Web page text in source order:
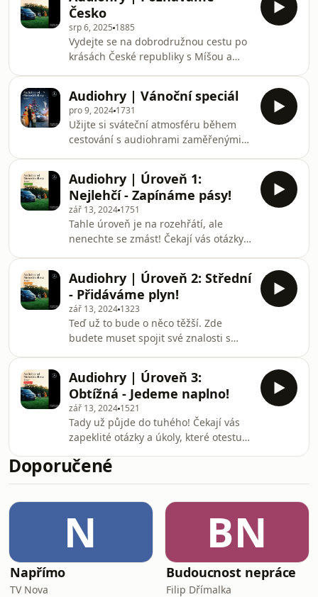
Perfektní zábava pro děti během cesty
autem, kde každá „hodina“ přináší
nové překvapení a spoustu zábavy!
Česko
srp 6, 2025 1885
Vydejte se na dobrodružnou cestu po
krásách České republiky s Míšou a
zábavy, zajímavostí a her, během
kterých objevíte naše majestátní
hrady, tajemné jeskyně, malebné
vesničky i rušná města. Pojďme
objevovat Česko!
Audiohry | Vánoční speciál
pro 9, 2024 1731
Užijte si sváteční atmosféru během
cestování s audiohrami zaměřenými
vánoční tradice, hádejte oblíbené
koledy, ponořte se do světa vánočních
filmů a pohádek, a zjistěte, jak se
Vánoce slaví ve světě. Perfektní
zábava pro děti i dospělé na cesty
autem!
Audiohry | Úroveň 1:
Nejlehčí - Zapínáme pásy!
zář 13, 2024 1751
Tahle úroveň je na rozehřátí, ale
nenechte se zmást! Čekají vás otázky,
rychlé uvažování. Připravte se na
hravou a pohodovou jízdu!
Audiohry | Úroveň 2: Střední
- Přidáváme plyn!
zář 13, 2024 1323
Teď už to bude o něco těžší. Zde
budete muset spojit své znalosti s
intuice. Ukažte, že máte vše pod
kontrolou a posouváte se dál!
Audiohry | Úroveň 3:
Obtížná - Jedeme naplno!
zář 13, 2024 1521
Tady už půjde do tuhého! Čekají vás
zapeklité otázky a úkoly, které otestují
Dokážete se poprat s tou největší
výzvou a dorazit do cíle jako skuteční
Doporučené
N
Napřímo
TV Nova
BN
Budoucnost nepráce
Filip Dřímalka